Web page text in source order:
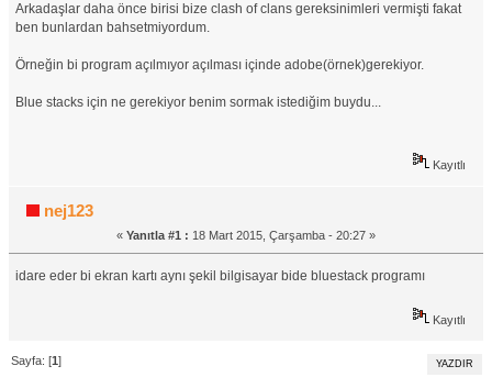
Arkadaşlar daha önce birisi bize clash of clans gereksinimleri vermişti fakat
ben bunlardan bahsetmiyordum.
Örneğin bi program açılmıyor açılması içinde adobe(örnek)gerekiyor.
Blue stacks için ne gerekiyor benim sormak istediğim buydu...
Kayıtlı
nej123
« Yanıtla #1 : 18 Mart 2015, Çarşamba - 20:27 »
idare eder bi ekran kartı aynı şekil bilgisayar bide bluestack programı
Kayıtlı
YAZDIR
Sayfa: [1]